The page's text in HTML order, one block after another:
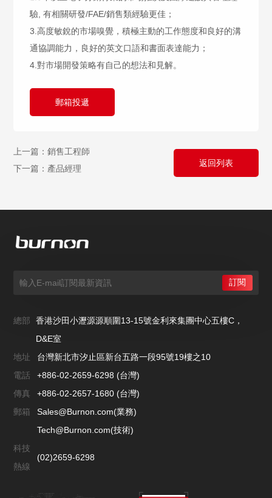
驗, 有相關研發/FAE/銷售類經驗更佳；
3.高度敏銳的市場嗅覺，積極主動的工作態度和良好的溝
通協調能力，良好的英文口語和書面表達能力；
4.對市場開發策略有自己的想法和見解。
郵箱投遞
上一篇：銷售工程師
下一篇：產品經理
返回列表
總部
香港沙田小瀝源源順圍13-15號金利來集團中心五樓C，
D&E室
地址
台灣新北市汐止區新台五路一段95號19樓之10
電話
+886-02-2659-6298 (台灣)
傳真
+886-02-2657-1680 (台灣)
郵箱
Sales@Burnon.com(業務)
Tech@Burnon.com(技術)
科技
熱線
(02)2659-6298